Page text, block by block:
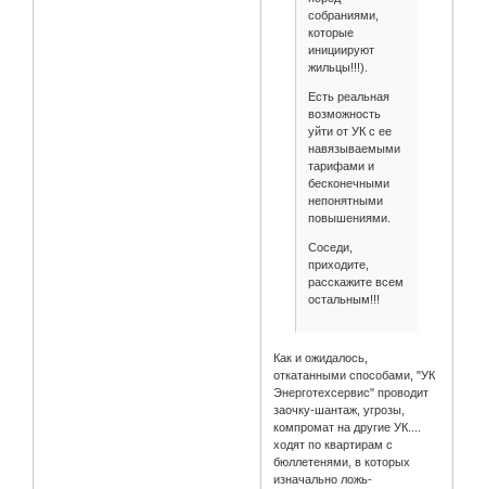
собраниями,
которые
инициируют
жильцы!!!).
Есть реальная
возможность
уйти от УК с ее
навязываемыми
тарифами и
бесконечными
непонятными
повышениями.
Соседи,
приходите,
расскажите всем
остальным!!!
Как и ожидалось,
откатанными способами, "УК
Энерготехсервис" проводит
заочку-шантаж, угрозы,
компромат на другие УК....
ходят по квартирам с
бюллетенями, в которых
изначально ложь-